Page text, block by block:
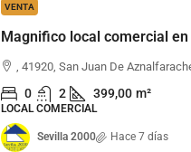
VENTA
, 41920, San Juan De
0 2 399,00 m²
LOCAL COMERCIAL
Sevilla 2000 Hace 7 días